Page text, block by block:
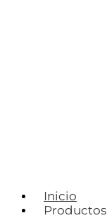
Inicio
Productos